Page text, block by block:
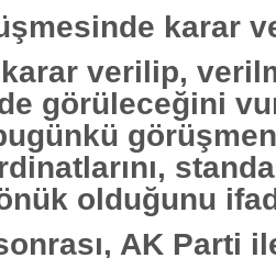
karar
verilip,
görüleceğini
olduğunu
AK Parti